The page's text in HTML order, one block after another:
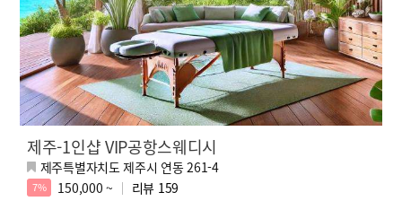
제주-1인샵 VIP공항스웨디시
제주특별자치도 제주시 연동 261-4
7% 150,000 ~ 리뷰 159